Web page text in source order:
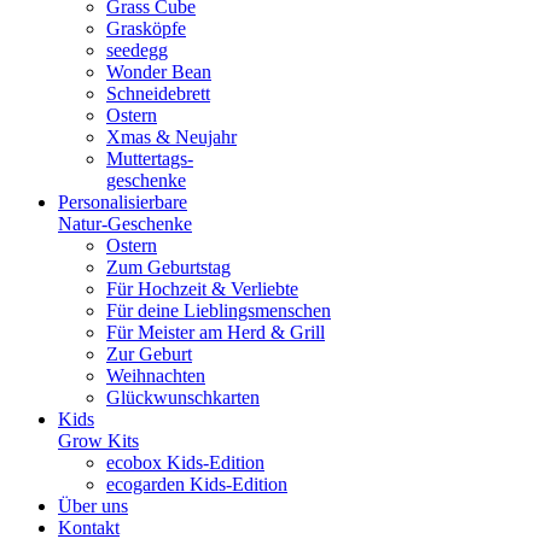
Grass Cube
Grasköpfe
seedegg
Wonder Bean
Schneidebrett
Ostern
Xmas & Neujahr
Muttertags-
geschenke
Personalisierbare
Natur-Geschenke
Ostern
Zum Geburtstag
Für Hochzeit & Verliebte
Für deine Lieblingsmenschen
Für Meister am Herd & Grill
Zur Geburt
Weihnachten
Glückwunschkarten
Kids
Grow Kits
ecobox Kids-Edition
ecogarden Kids-Edition
Über uns
Kontakt